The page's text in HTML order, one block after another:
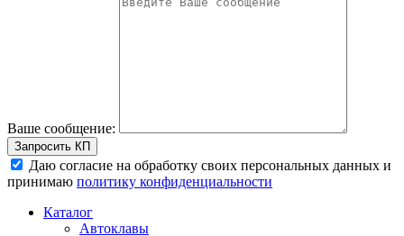
Ваше сообщение:
Запросить КП
Даю согласие на обработку своих персональных данных и
принимаю политику конфиденциальности
Каталог
Автоклавы